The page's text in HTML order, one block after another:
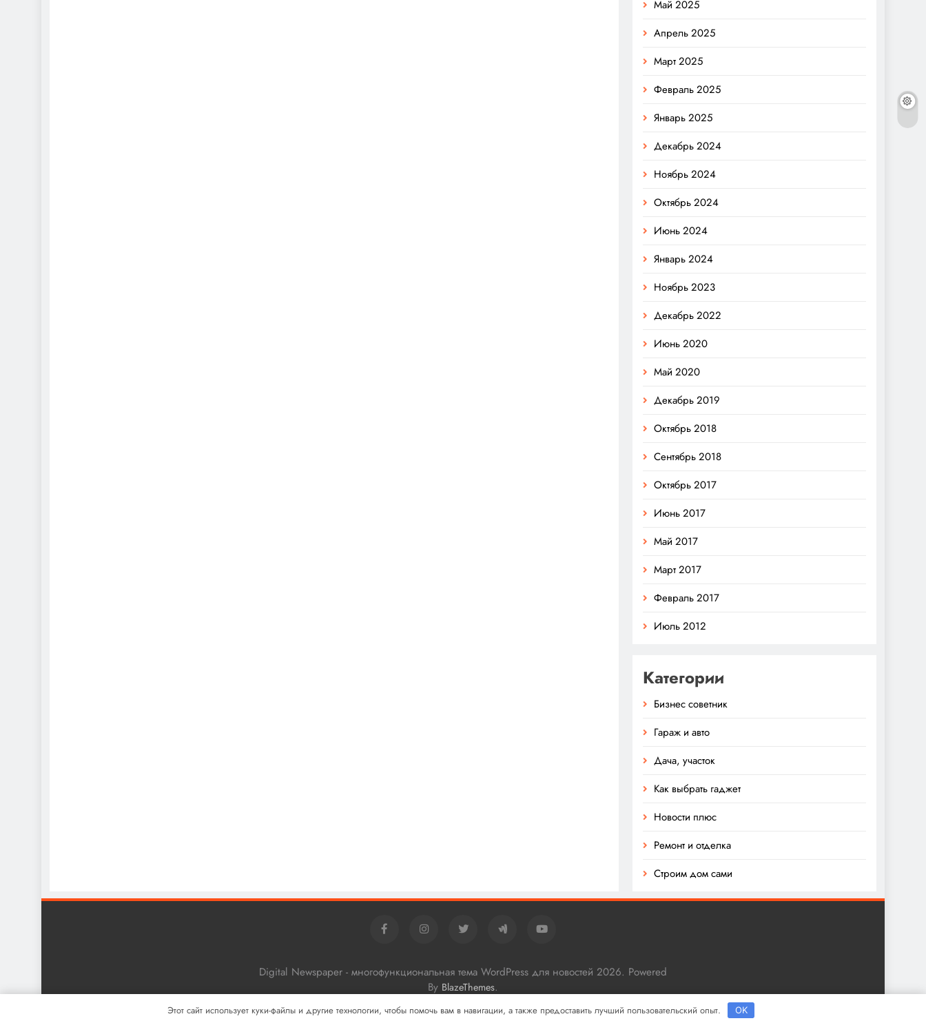
Май 2025
Апрель 2025
Март 2025
Февраль 2025
Январь 2025
Декабрь 2024
Ноябрь 2024
Октябрь 2024
Июнь 2024
Январь 2024
Ноябрь 2023
Декабрь 2022
Июнь 2020
Май 2020
Декабрь 2019
Октябрь 2018
Сентябрь 2018
Октябрь 2017
Июнь 2017
Май 2017
Март 2017
Февраль 2017
Июль 2012
Категории
Бизнес советник
Гараж и авто
Дача, участок
Как выбрать гаджет
Новости плюс
Ремонт и отделка
Строим дом сами
Digital Newspaper - многофункциональная тема WordPress для новостей 2026. Powered
By BlazeThemes.
Этот сайт использует куки-файлы и другие технологии, чтобы помочь вам в навигации, а также предоставить лучший пользовательский опыт. OK